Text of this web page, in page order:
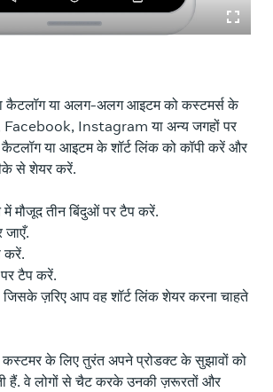
कैटलॉग या अलग-अलग आइटम को कस्टमर्स के
Instagram या अन्य जगहों पर
या आइटम के शॉर्ट लिंक को कॉपी करें और
से शेयर करें.
में मौजूद तीन बिंदुओं पर टैप करें.
जाएँ.
करें.
टैप करें.
जिसके ज़रिए आप वह शॉर्ट लिंक शेयर करना चाहते
के लिए तुरंत अपने प्रोडक्ट के सुझावों को
हैं. वे लोगों से चैट करके उनकी ज़रूरतों और